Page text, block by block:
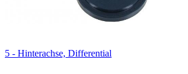
5 - Hinterachse, Differential